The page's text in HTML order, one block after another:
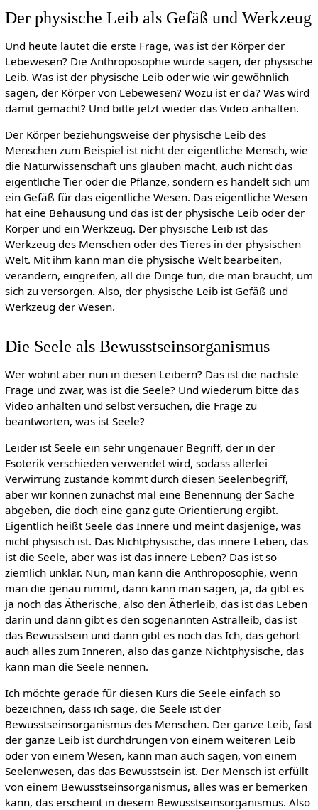
Der physische Leib als Gefäß und Werkzeug
Und heute lautet die erste Frage, was ist der Körper der
Lebewesen? Die Anthroposophie würde sagen, der physische
Leib. Was ist der physische Leib oder wie wir gewöhnlich
sagen, der Körper von Lebewesen? Wozu ist er da? Was wird
damit gemacht? Und bitte jetzt wieder das Video anhalten.
Der Körper beziehungsweise der physische Leib des
Menschen zum Beispiel ist nicht der eigentliche Mensch, wie
die Naturwissenschaft uns glauben macht, auch nicht das
eigentliche Tier oder die Pflanze, sondern es handelt sich um
ein Gefäß für das eigentliche Wesen. Das eigentliche Wesen
hat eine Behausung und das ist der physische Leib oder der
Körper und ein Werkzeug. Der physische Leib ist das
Werkzeug des Menschen oder des Tieres in der physischen
Welt. Mit ihm kann man die physische Welt bearbeiten,
verändern, eingreifen, all die Dinge tun, die man braucht, um
sich zu versorgen. Also, der physische Leib ist Gefäß und
Werkzeug der Wesen.
Die Seele als Bewusstseinsorganismus
Wer wohnt aber nun in diesen Leibern? Das ist die nächste
Frage und zwar, was ist die Seele? Und wiederum bitte das
Video anhalten und selbst versuchen, die Frage zu
beantworten, was ist Seele?
Leider ist Seele ein sehr ungenauer Begriff, der in der
Esoterik verschieden verwendet wird, sodass allerlei
Verwirrung zustande kommt durch diesen Seelenbegriff,
aber wir können zunächst mal eine Benennung der Sache
abgeben, die doch eine ganz gute Orientierung ergibt.
Eigentlich heißt Seele das Innere und meint dasjenige, was
nicht physisch ist. Das Nichtphysische, das innere Leben, das
ist die Seele, aber was ist das innere Leben? Das ist so
ziemlich unklar. Nun, man kann die Anthroposophie, wenn
man die genau nimmt, dann kann man sagen, ja, da gibt es
ja noch das Ätherische, also den Ätherleib, das ist das Leben
darin und dann gibt es den sogenannten Astralleib, das ist
das Bewusstsein und dann gibt es noch das Ich, das gehört
auch alles zum Inneren, also das ganze Nichtphysische, das
kann man die Seele nennen.
Ich möchte gerade für diesen Kurs die Seele einfach so
bezeichnen, dass ich sage, die Seele ist der
Bewusstseinsorganismus des Menschen. Der ganze Leib, fast
der ganze Leib ist durchdrungen von einem weiteren Leib
oder von einem Wesen, kann man auch sagen, von einem
Seelenwesen, das das Bewusstsein ist. Der Mensch ist erfüllt
von einem Bewusstseinsorganismus, alles was er bemerken
kann, das erscheint in diesem Bewusstseinsorganismus. Also